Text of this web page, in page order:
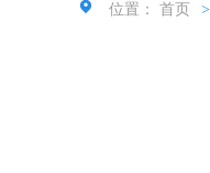
位置： 首页 >